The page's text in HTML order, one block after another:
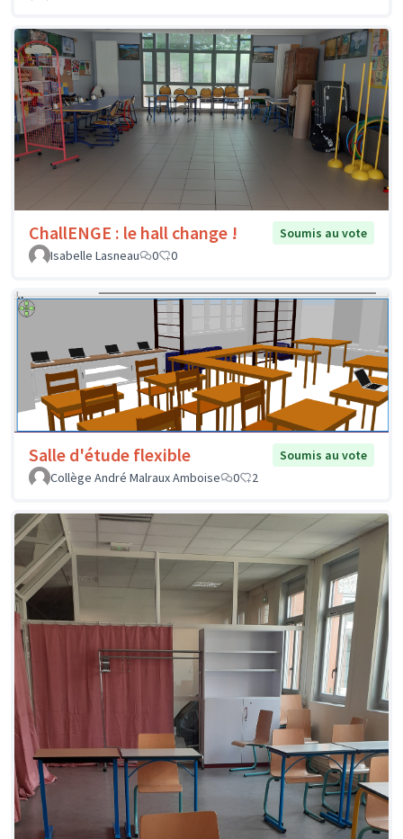
ChallENGE : le hall change !
Soumis au vote
Isabelle Lasneau
0 0
Salle d'étude flexible
Soumis au vote
Collège André Malraux Amboise
0 2